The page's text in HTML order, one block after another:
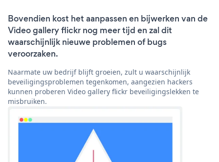
Bovendien kost het aanpassen en bijwerken van de
Video gallery flickr nog meer tijd en zal dit
waarschijnlijk nieuwe problemen of bugs
veroorzaken.
Naarmate uw bedrijf blijft groeien, zult u waarschijnlijk
beveiligingsproblemen tegenkomen, aangezien hackers
kunnen proberen Video gallery flickr beveiligingslekken te
misbruiken.